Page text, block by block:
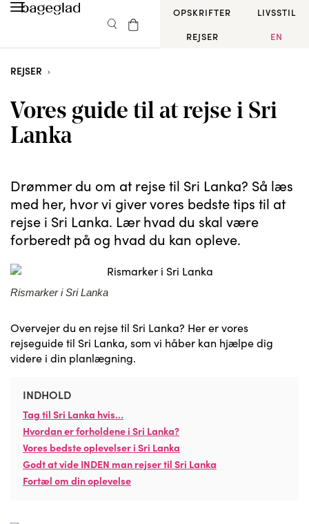
OPSKRIFTER
LIVSSTIL
REJSER
EN
REJSER
Vores guide til at rejse i Sri
Lanka
Drømmer du om at rejse til Sri Lanka? Så læs
med her, hvor vi giver vores bedste tips til at
rejse i Sri Lanka. Lær hvad du skal være
forberedt på og hvad du kan opleve.
Rismarker i Sri Lanka
Overvejer du en rejse til Sri Lanka? Her er vores
rejseguide til Sri Lanka, som vi håber kan hjælpe dig
videre i din planlægning.
INDHOLD
Tag til Sri Lanka hvis…
Hvordan er forholdene i Sri Lanka?
Vores bedste oplevelser i Sri Lanka
Godt at vide INDEN man rejser til Sri Lanka
Fortæl om din oplevelse